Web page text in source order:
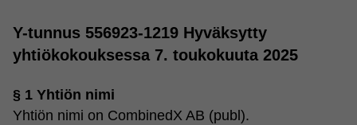
Y-tunnus 556923-1219 Hyväksytty
yhtiökokouksessa 7. toukokuuta 2025
§ 1 Yhtiön nimi
Yhtiön nimi on CombinedX AB (publ).